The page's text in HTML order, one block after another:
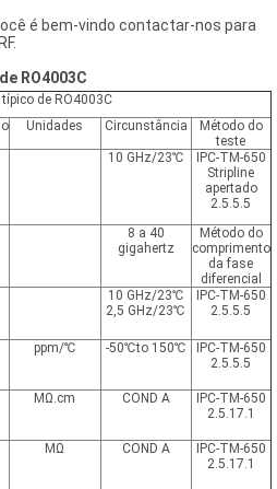
é bem-vindo contactar-nos para
RO4003C
de RO4003C
Unidades Circunstância
Método do
teste
10 GHz/23℃
IPC-TM-650
Stripline
apertado
2.5.5.5
8 a 40
gigahertz
Método do
comprimento
da fase
diferencial
10 GHz/23℃
2,5 GHz/23℃
IPC-TM-650
2.5.5.5
ppm/℃ -50℃to 150℃
IPC-TM-650
2.5.5.5
MΩ.cm COND A
IPC-TM-650
2.5.17.1
MΩ COND A
IPC-TM-650
2.5.17.1